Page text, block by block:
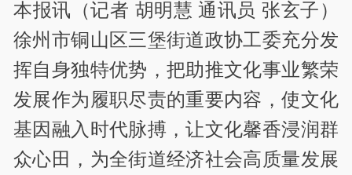
本报讯（记者 胡明慧 通讯员 张玄子）
徐州市铜山区三堡街道政协工委充分发
挥自身独特优势，把助推文化事业繁荣
发展作为履职尽责的重要内容，使文化
基因融入时代脉搏，让文化馨香浸润群
众心田，为全街道经济社会高质量发展